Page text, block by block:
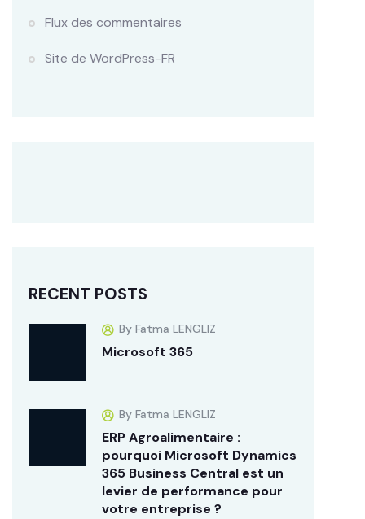
Flux des commentaires
Site de WordPress-FR
RECENT POSTS
By Fatma LENGLIZ
Microsoft 365
By Fatma LENGLIZ
ERP Agroalimentaire :
pourquoi Microsoft Dynamics
365 Business Central est un
levier de performance pour
votre entreprise ?